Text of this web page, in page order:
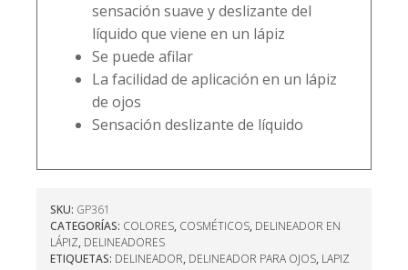
sensación suave y deslizante del
líquido que viene en un lápiz
Se puede afilar
La facilidad de aplicación en un lápiz
de ojos
Sensación deslizante de líquido
SKU: GP361
CATEGORÍAS: COLORES, COSMÉTICOS, DELINEADOR EN
LÁPIZ, DELINEADORES
ETIQUETAS: DELINEADOR, DELINEADOR PARA OJOS, LAPIZ